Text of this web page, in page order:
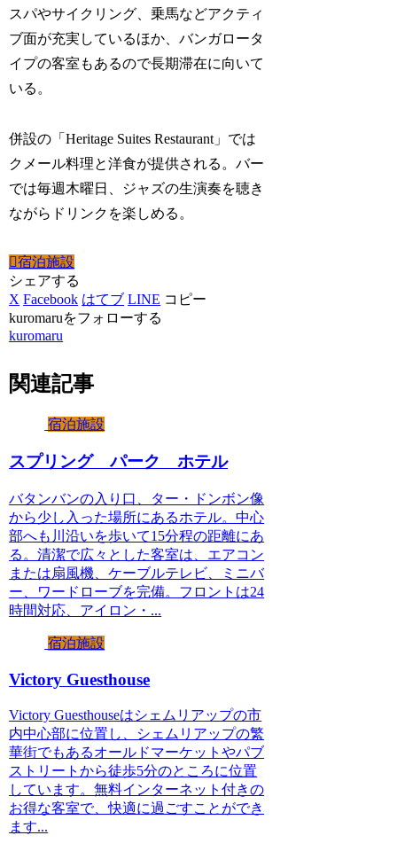
スパやサイクリング、乗馬などアクティ
ブ面が充実しているほか、バンガロータ
イプの客室もあるので長期滞在に向いて
いる。
併設の「Heritage Suites Restaurant」では
クメール料理と洋食が提供される。バー
では毎週木曜日、ジャズの生演奏を聴き
ながらドリンクを楽しめる。
宿泊施設
シェアする
X Facebook はてブ LINE コピー
kuromaruをフォローする
kuromaru
関連記事
宿泊施設
スプリング パーク ホテル
バタンバンの入り口、ター・ドンボン像
から少し入った場所にあるホテル。中心
部へも川沿いを歩いて15分程の距離にあ
る。清潔で広々とした客室は、エアコン
または扇風機、ケーブルテレビ、ミニバ
ー、ワードローブを完備。フロントは24
時間対応、アイロン・...
宿泊施設
Victory Guesthouse
Victory Guesthouseはシェムリアップの市
内中心部に位置し、シェムリアップの繁
華街でもあるオールドマーケットやパブ
ストリートから徒歩5分のところに位置
しています。無料インターネット付きの
お得な客室で、快適に過ごすことができ
ます...